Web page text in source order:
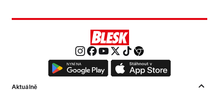
Aktuálně